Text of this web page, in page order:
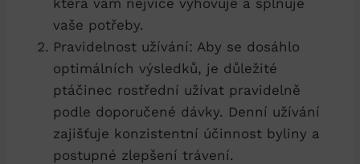
vaše potřeby.
Pravidelnost užívání: Aby se dosáhlo
optimálních ⁢výsledků, je⁤ důležité
ptáčinec‍ rostřední⁤ užívat⁣ pravidelně
podle doporučené‌ dávky. Denní ⁤užívání
zajišťuje⁢ konzistentní účinnost byliny⁣ a
⁢postupné zlepšení trávení.